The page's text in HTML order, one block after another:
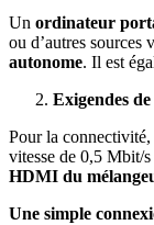
Un ordinateur
ou d’autres
autonome. Il est
Exigendes
Pour la connectivité,
vitesse de 0,5 Mbit/
HDMI du
Une simple